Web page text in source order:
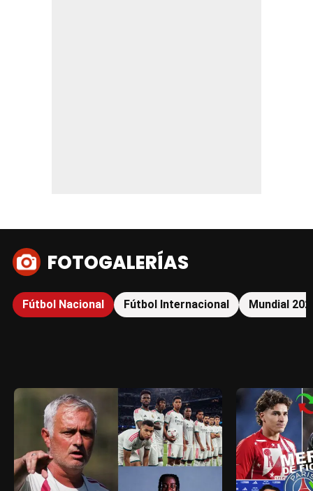
FOTOGALERÍAS
Fútbol Nacional Fútbol Internacional Mundial